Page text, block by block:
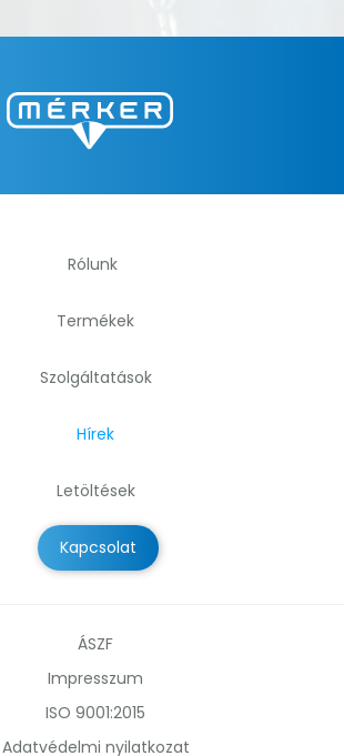
Rólunk
Termékek
Szolgáltatások
Hírek
Letöltések
Kapcsolat
ÁSZF
Impresszum
ISO 9001:2015
Adatvédelmi nyilatkozat